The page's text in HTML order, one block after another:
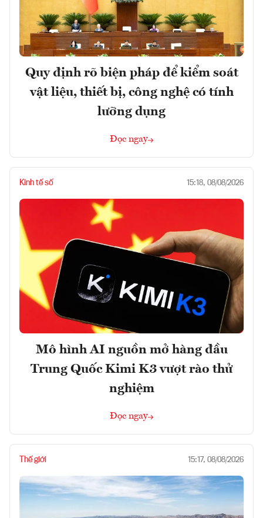
Quy định rõ biện pháp để kiểm soát
vật liệu, thiết bị, công nghệ có tính
lưỡng dụng
Đọc ngay
Kinh tế số 15:18, 08/08/2026
Mô hình AI nguồn mở hàng đầu
Trung Quốc Kimi K3 vượt rào thử
nghiệm
Đọc ngay
Thế giới 15:17, 08/08/2026